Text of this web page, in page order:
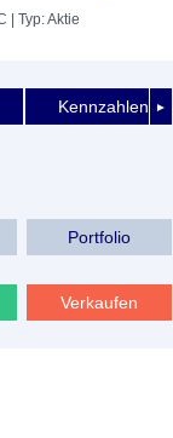
| Typ: Aktie
►
Kennzahlen
Portfolio
Verkaufen